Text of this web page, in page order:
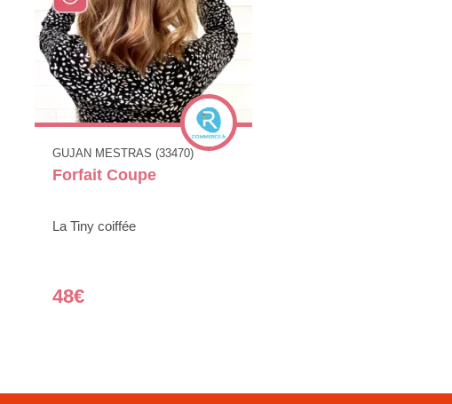
GUJAN MESTRAS (33470)
Forfait Coupe
La Tiny coiffée
48€